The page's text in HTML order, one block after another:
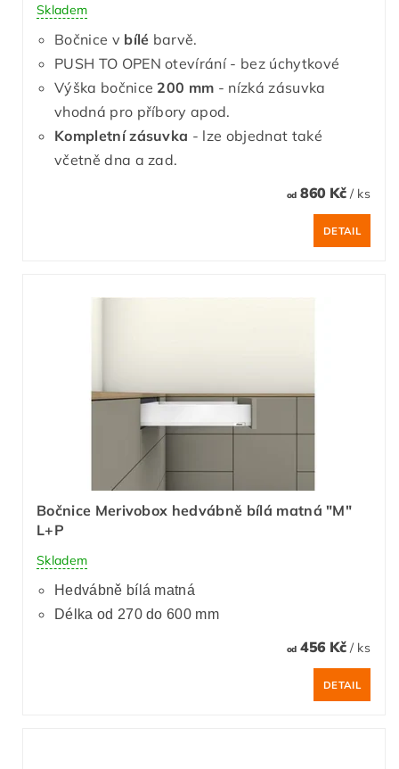
Skladem
Bočnice v bílé barvě.
PUSH TO OPEN otevírání - bez úchytkové
Výška bočnice 200 mm - nízká zásuvka
vhodná pro příbory apod.
Kompletní zásuvka - lze objednat také
včetně dna a zad.
od860 Kč / ks
DETAIL
Bočnice Merivobox hedvábně bílá matná "M"
L+P
Skladem
Hedvábně bílá matná
Délka od 270 do 600 mm
od456 Kč / ks
DETAIL